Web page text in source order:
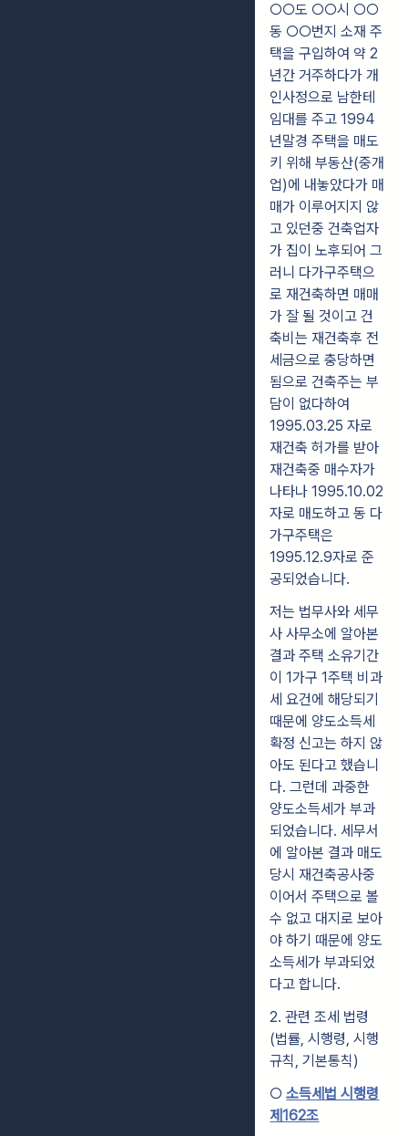
○○도 ○○시 ○○
동 ○○번지 소재 주
택을 구입하여 약 2
년간 거주하다가 개
인사정으로 남한테
임대를 주고 1994
년말경 주택을 매도
키 위해 부동산(중개
업)에 내놓았다가 매
매가 이루어지지 않
고 있던중 건축업자
가 집이 노후되어 그
러니 다가구주택으
로 재건축하면 매매
가 잘 될 것이고 건
축비는 재건축후 전
세금으로 충당하면
됨으로 건축주는 부
담이 없다하여
1995.03.25 자로
재건축 허가를 받아
재건축중 매수자가
나타나 1995.10.02
자로 매도하고 동 다
가구주택은
1995.12.9자로 준
공되었습니다.
저는 법무사와 세무
사 사무소에 알아본
결과 주택 소유기간
이 1가구 1주택 비과
세 요건에 해당되기
때문에 양도소득세
확정 신고는 하지 않
아도 된다고 했습니
다. 그런데 과중한
양도소득세가 부과
되었습니다. 세무서
에 알아본 결과 매도
당시 재건축공사중
이어서 주택으로 볼
수 없고 대지로 보아
야 하기 때문에 양도
소득세가 부과되었
다고 합니다.
2. 관련 조세 법령
(법률, 시행령, 시행
규칙, 기본통칙)
○소득세법 시행령
제162조